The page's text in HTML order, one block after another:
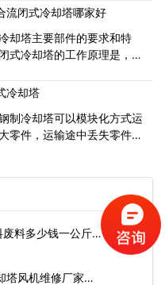
讨论多年经验的基础上，进
进一步采...
流闭式冷却塔哪家好
却塔主要部件的要求和特
式冷却塔的工作原理是，设
盘管，盘管被喷淋水持续冷
冷却塔
制冷却塔可以模块化方式运
零件，运输途中丢失零件的
废料多少钱一公斤…
塔风机维修厂家…